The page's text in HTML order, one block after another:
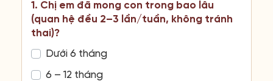
1. Chị em đã mong con trong bao lâu
(quan hệ đều 2–3 lần/tuần, không tránh
thai)?
Dưới 6 tháng
6 – 12 tháng